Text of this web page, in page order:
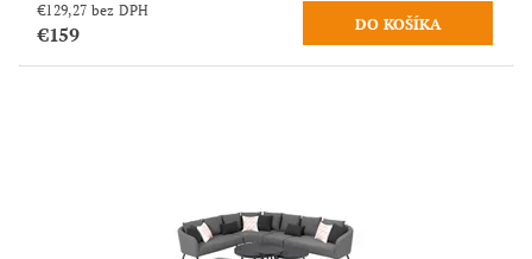
€129,27 bez DPH
€159